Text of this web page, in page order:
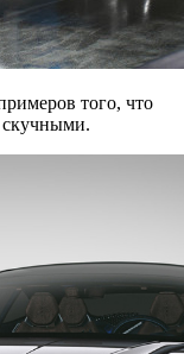
того, что
скучными.